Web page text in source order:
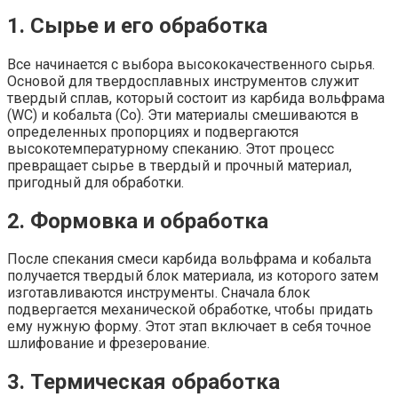
1. Сырье и его обработка
Все начинается с выбора высококачественного сырья.
Основой для твердосплавных инструментов служит
твердый сплав, который состоит из карбида вольфрама
(WC) и кобальта (Co). Эти материалы смешиваются в
определенных пропорциях и подвергаются
высокотемпературному спеканию. Этот процесс
превращает сырье в твердый и прочный материал,
пригодный для обработки.
2. Формовка и обработка
После спекания смеси карбида вольфрама и кобальта
получается твердый блок материала, из которого затем
изготавливаются инструменты. Сначала блок
подвергается механической обработке, чтобы придать
ему нужную форму. Этот этап включает в себя точное
шлифование и фрезерование.
3. Термическая обработка